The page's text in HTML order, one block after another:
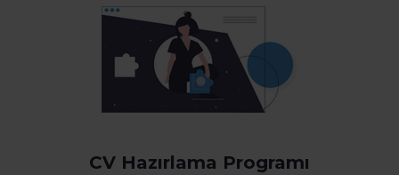
CV Hazırlama Programı